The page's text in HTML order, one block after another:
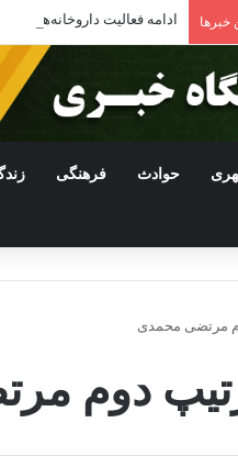
خبرها ادامه فعالیت داروخانه‌های
حوادث فرهنگی
مرتضی محمدی
دوم